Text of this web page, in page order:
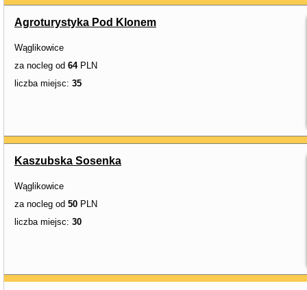
Agroturystyka Pod Klonem
Wąglikowice
za nocleg od 64PLN
liczba miejsc: 35
Kaszubska Sosenka
Wąglikowice
za nocleg od 50 PLN
liczba miejsc: 30